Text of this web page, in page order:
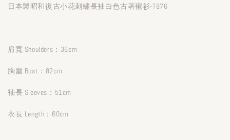
日本製昭和復古小花刺繡長袖白色古著襯衫-T876
肩寬 Shoulders：36cm
胸圍 Bust：82cm
袖長 Sleeves：51cm
衣長 Length：60cm